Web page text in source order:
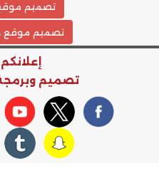
تصميم
تصميم موقع
إعلانكم ©
تصميم